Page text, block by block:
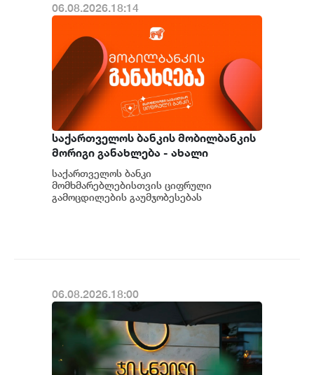
06.08.2026.18:14
საქართველოს ბანკის მობილბანკის
მორიგი განახლება - ახალი
შესაძლებლობები
მომხმარებლებისთვის
საქართველოს ბანკი
მომხმარებლებისთვის ციფრული
გამოცდილების გაუმჯობესებას
06.08.2026.18:00